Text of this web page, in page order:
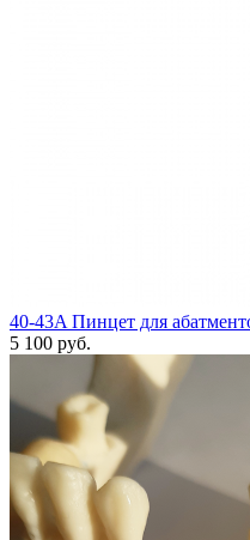
40-43A Пинцет для
5 100 руб.